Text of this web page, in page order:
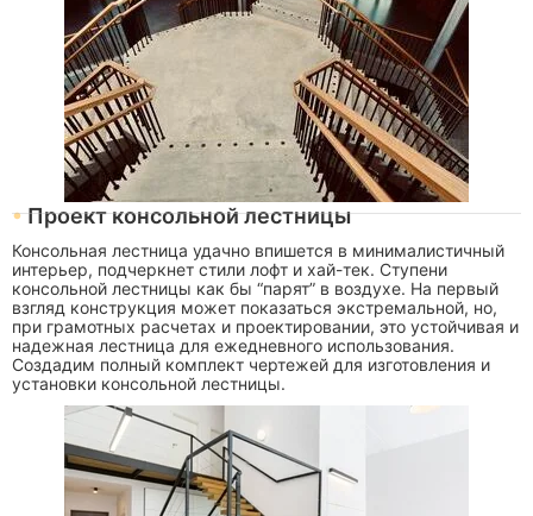
Проект консольной лестницы
Консольная лестница удачно впишется в минималистичный
интерьер, подчеркнет стили лофт и хай-тек. Ступени
консольной лестницы как бы “парят” в воздухе. На первый
взгляд конструкция может показаться экстремальной, но,
при грамотных расчетах и проектировании, это устойчивая и
надежная лестница для ежедневного использования.
Создадим полный комплект чертежей для изготовления и
установки консольной лестницы.